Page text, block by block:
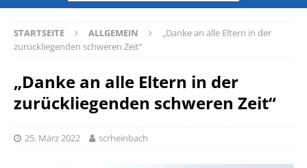
STARTSEITE ALLGEMEIN
„Danke an alle Eltern in der
zurückliegenden schweren Zeit“
„Danke an alle Eltern in der
zurückliegenden schweren Zeit“
25. März 2022 scrheinbach